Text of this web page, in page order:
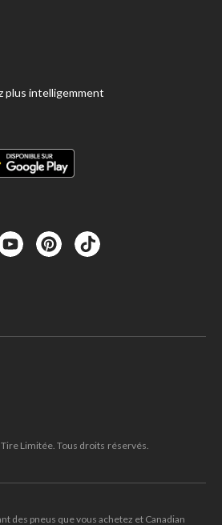
plus intelligemment
Limitée. Tous droits réservés.
des pneus que vous achetez et Canadian